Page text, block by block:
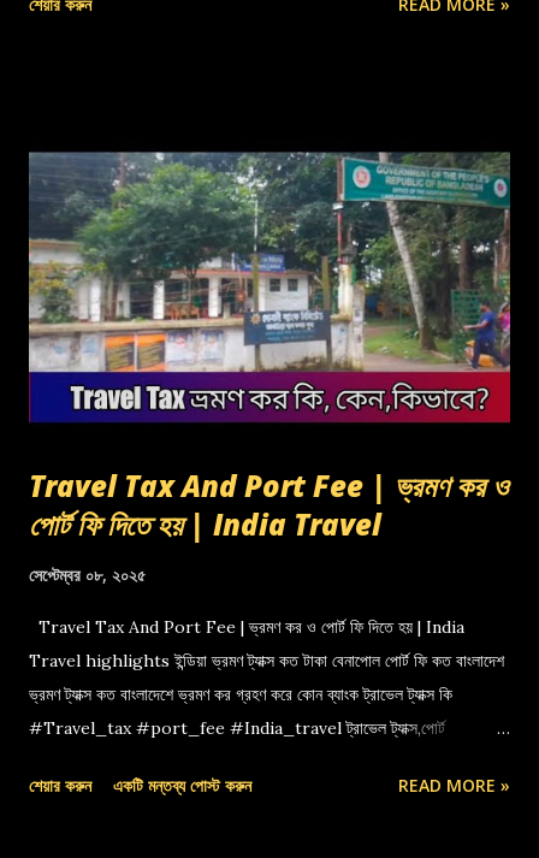
Travel Tax And Port Fee | ভ্রমণ কর ও
পোর্ট ফি দিতে হয় | India Travel
সেপ্টেম্বর ০৮, ২০২৫
Travel Tax And Port Fee | ভ্রমণ কর ও পোর্ট ফি দিতে হয় | India
Travel highlights ইন্ডিয়া ভ্রমণ ট্যাক্স কত টাকা বেনাপোল পোর্ট ফি কত বাংলাদেশ
ভ্রমণ ট্যাক্স কত বাংলাদেশে ভ্রমণ কর গ্রহণ করে কোন ব্যাংক ট্রাভেল ট্যাক্স কি
#Travel_tax #port_fee #India_travel ট্রাভেল ট্যাক্স,পোর্ট
শেয়ার করুন একটি মন্তব্য পোস্ট করুন READ MORE »